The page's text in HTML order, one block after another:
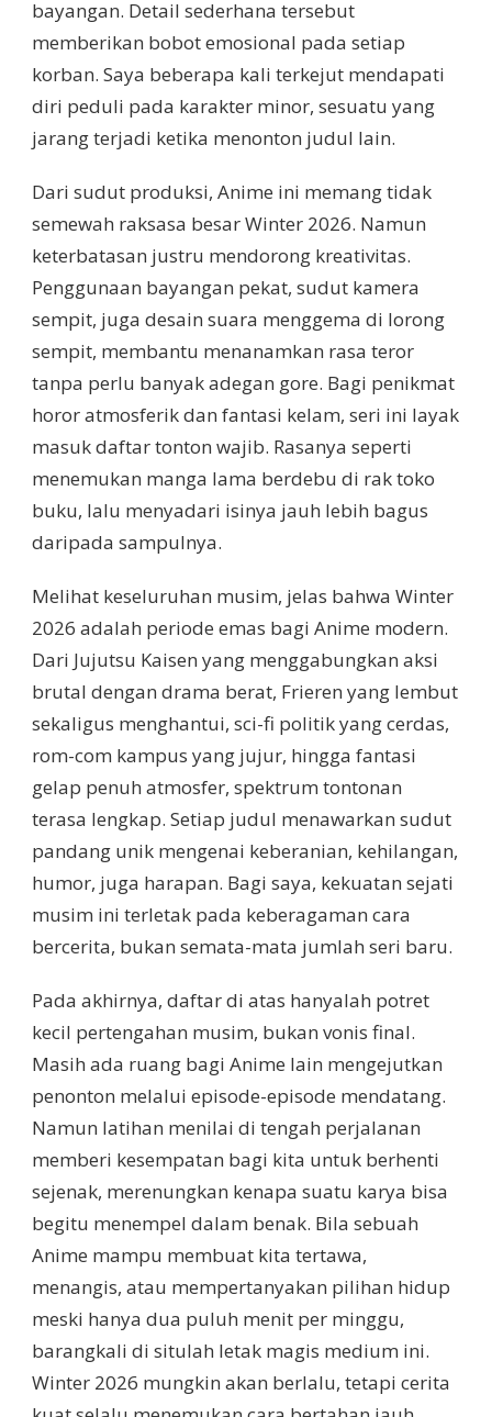
bayangan. Detail sederhana tersebut
memberikan bobot emosional pada setiap
korban. Saya beberapa kali terkejut mendapati
diri peduli pada karakter minor, sesuatu yang
jarang terjadi ketika menonton judul lain.
Dari sudut produksi, Anime ini memang tidak
semewah raksasa besar Winter 2026. Namun
keterbatasan justru mendorong kreativitas.
Penggunaan bayangan pekat, sudut kamera
sempit, juga desain suara menggema di lorong
sempit, membantu menanamkan rasa teror
tanpa perlu banyak adegan gore. Bagi penikmat
horor atmosferik dan fantasi kelam, seri ini layak
masuk daftar tonton wajib. Rasanya seperti
menemukan manga lama berdebu di rak toko
buku, lalu menyadari isinya jauh lebih bagus
daripada sampulnya.
Melihat keseluruhan musim, jelas bahwa Winter
2026 adalah periode emas bagi Anime modern.
Dari Jujutsu Kaisen yang menggabungkan aksi
brutal dengan drama berat, Frieren yang lembut
sekaligus menghantui, sci-fi politik yang cerdas,
rom-com kampus yang jujur, hingga fantasi
gelap penuh atmosfer, spektrum tontonan
terasa lengkap. Setiap judul menawarkan sudut
pandang unik mengenai keberanian, kehilangan,
humor, juga harapan. Bagi saya, kekuatan sejati
musim ini terletak pada keberagaman cara
bercerita, bukan semata-mata jumlah seri baru.
Pada akhirnya, daftar di atas hanyalah potret
kecil pertengahan musim, bukan vonis final.
Masih ada ruang bagi Anime lain mengejutkan
penonton melalui episode-episode mendatang.
Namun latihan menilai di tengah perjalanan
memberi kesempatan bagi kita untuk berhenti
sejenak, merenungkan kenapa suatu karya bisa
begitu menempel dalam benak. Bila sebuah
Anime mampu membuat kita tertawa,
menangis, atau mempertanyakan pilihan hidup
meski hanya dua puluh menit per minggu,
barangkali di situlah letak magis medium ini.
Winter 2026 mungkin akan berlalu, tetapi cerita